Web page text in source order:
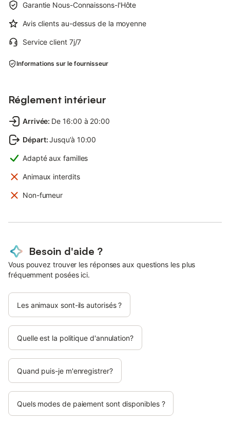
Garantie Nous-Connaissons-l'Hôte
Avis clients au-dessus de la moyenne
Service client 7j/7
Informations sur le fournisseur
Réglement intérieur
Arrivée: De 16:00 à 20:00
Départ:Jusqu’à 10:00
Adapté aux familles
Animaux interdits
Non-fumeur
Besoin d'aide ?
Vous pouvez trouver les réponses aux questions les plus
fréquemment posées ici.
Les animaux sont-ils autorisés ?
Quelle est la politique d'annulation?
Quand puis-je m'enregistrer?
Quels modes de paiement sont disponibles ?